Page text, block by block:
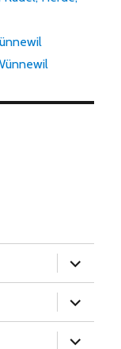
öffnen
öffnen